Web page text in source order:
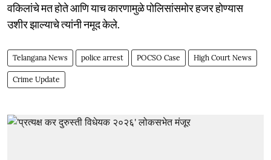
वकिलांचे मत होते आणि याच कारणामुळे पोलिसांसमोर हजर होण्यास
उशीर झाल्याचे त्यांनी नमूद केले.
Telangana News police arrest POCSO Case High Court News
Crime Update